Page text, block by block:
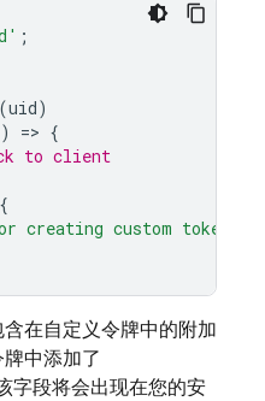
;
(uid)
) => {
to client
{
creating custom token:'
在自定义令牌中的附加
中添加了
字段将会出现在您的安